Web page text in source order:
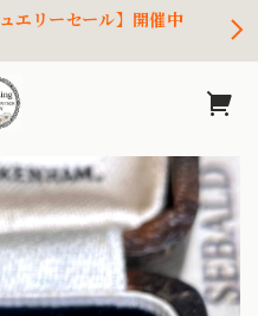
エリーセール】開催中